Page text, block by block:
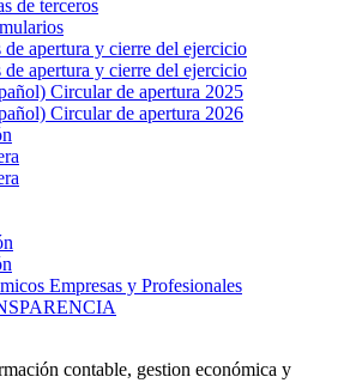
de terceros
de apertura y cierre del ejercicio
de apertura y cierre del ejercicio
Circular de apertura 2025
Circular de apertura 2026
Empresas y Profesionales
contable, gestion económica y